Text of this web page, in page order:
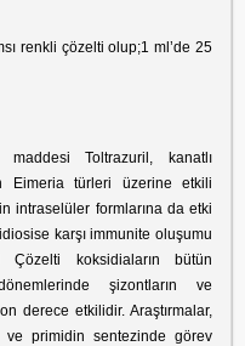
renkli çözelti olup;1 ml’de 25
Toltrazuril, kanatlı
Eimeria türleri üzerine etkili
intraselüler formlarına da etki
karşı immunite oluşumu
Çözelti koksidiaların bütün
şizontların ve
derece etkilidir. Araştırmalar,
ve primidin sentezinde görev